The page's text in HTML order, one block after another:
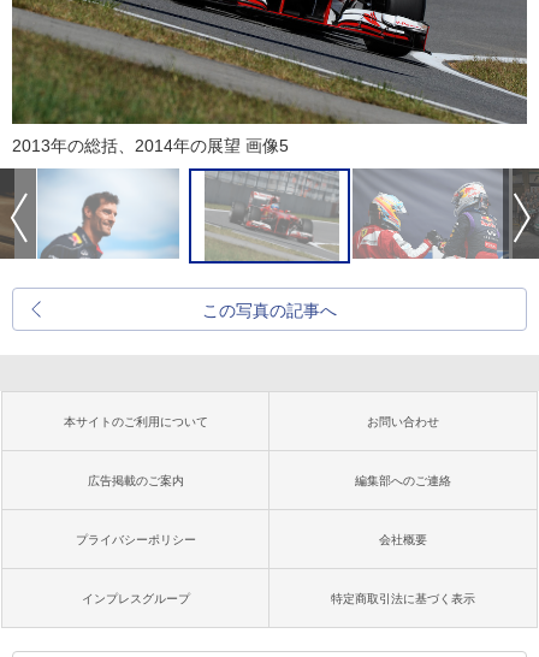
2013年の総括、2014年の展望 画像5
この写真の記事へ
本サイトのご利用について お問い合わせ
広告掲載のご案内 編集部へのご連絡
プライバシーポリシー 会社概要
インプレスグループ 特定商取引法に基づく表示